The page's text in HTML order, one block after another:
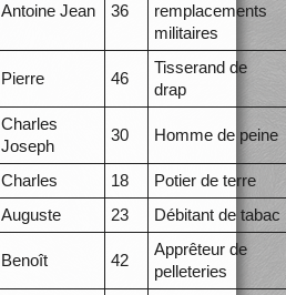
Antoine Jean 36
remplacements
militaires
Pierre 46
Tisserand de
drap
Charles
Joseph
30 Homme de peine
Charles 18
Potier de terre
Auguste 23 Débitant de tabac
Benoît 42
Apprêteur de
pelleteries